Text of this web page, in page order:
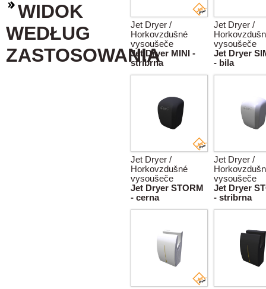
WIDOK
WEDŁUG
ZASTOSOWANIA
Jet Dryer /
Horkovzdušné
vysoušeče
Jet Dryer MINI -
stribrna
Jet Dryer /
vysoušeče
Jet Dryer
- bila
Jet Dryer /
Horkovzdušné
vysoušeče
Jet Dryer STORM
- cerna
Jet Dryer /
vysoušeče
Jet Dryer
- stribrna